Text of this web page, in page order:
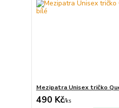
Mezipatra Unisex tričko
490 Kč/ks